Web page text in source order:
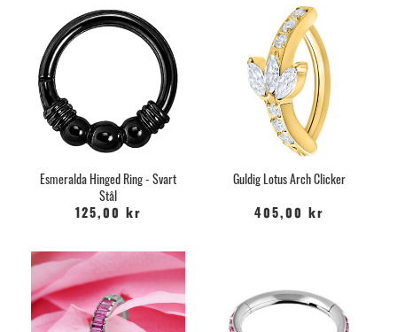
Esmeralda Hinged Ring - Svart
Stål
125,00 kr
Guldig Lotus Arch Clicker
405,00 kr